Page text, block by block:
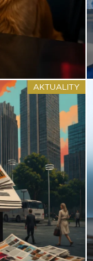
AKTUALITY